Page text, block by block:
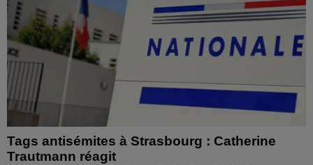
Tags antisémites à Strasbourg : Catherine
Trautmann réagit